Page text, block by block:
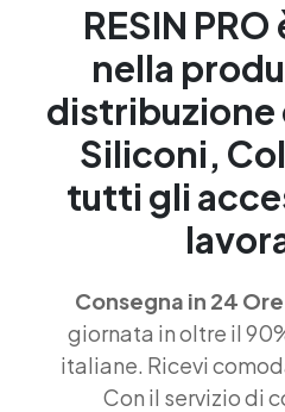
RESIN
nella
distribuzione
Siliconi,
tutti gli
Consegna in 24
giornata in oltre il
italiane. Ricevi
Con il servizio di